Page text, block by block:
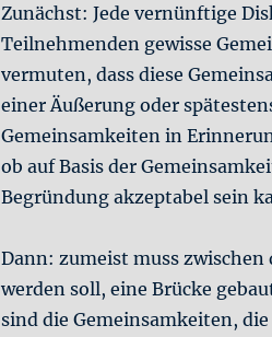
Zunächst: Jede vernünftige
Teilnehmenden gewisse
vermuten, dass diese
einer Äußerung oder
Gemeinsamkeiten in
ob auf Basis der
Begründung akzeptabel sein
Dann: zumeist muss
werden soll, eine Brücke
sind die Gemeinsamkeiten,